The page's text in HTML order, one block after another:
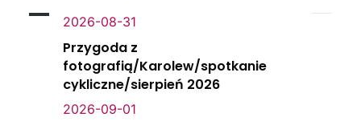
2026-08-31
Przygoda z
fotografią/Karolew/spotkanie
cykliczne/sierpień 2026
2026-09-01